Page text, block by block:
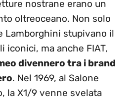
nostrane erano un
oltreoceano. Non solo
Lamborghini stupivano il
iconici, ma anche FIAT,
divennero tra i brand
. Nel 1969, al Salone
la X1/9 venne svelata